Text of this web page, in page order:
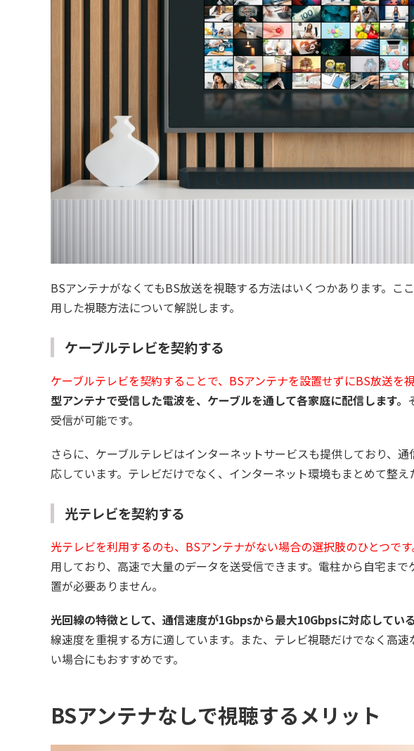
BSアンテナがなくてもBS放送を視聴する方法はいくつかあります。こ
用した視聴方法について解説します。
ケーブルテレビを契約する
ケーブルテレビを契約することで、BSアンテナを設置せずにBS放送を視
型アンテナで受信した電波を、ケーブルを通して各家庭に配信します。
受信が可能です。
さらに、ケーブルテレビはインターネットサービスも提供しており、
応しています。テレビだけでなく、インターネット環境もまとめて整え
光テレビを契約する
光テレビを利用するのも、BSアンテナがない場合の選択肢のひとつです
用しており、高速で大量のデータを送受信できます。電柱から自宅ま
置が必要ありません。
光回線の特徴として、通信速度が1Gbpsから最大10Gbpsに対応してい
線速度を重視する方に適しています。また、テレビ視聴だけでなく高
い場合にもおすすめです。
BSアンテナなしで視聴するメリット